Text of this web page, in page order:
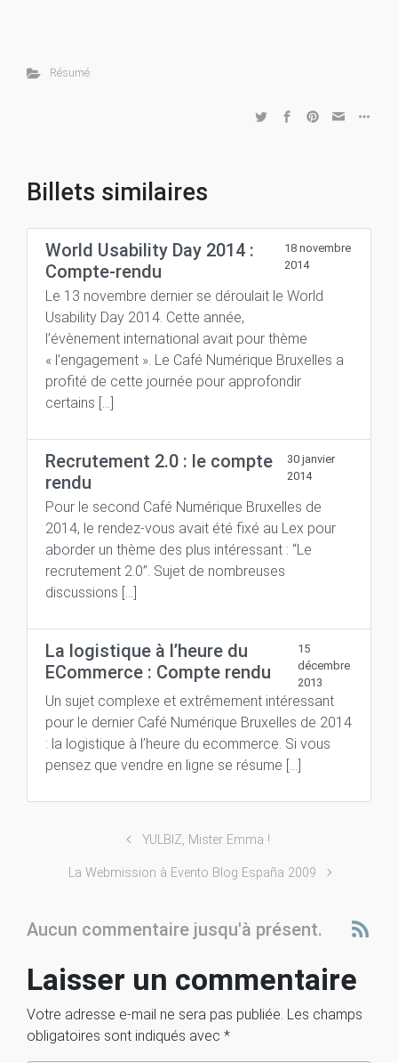
Résumé
Billets similaires
World Usability Day 2014 :
Compte-rendu
18 novembre
2014
Le 13 novembre dernier se déroulait le World
Usability Day 2014. Cette année,
l’évènement international avait pour thème
« l’engagement ». Le Café Numérique Bruxelles a
profité de cette journée pour approfondir
certains […]
Recrutement 2.0 : le compte
rendu
30 janvier
2014
Pour le second Café Numérique Bruxelles de
2014, le rendez-vous avait été fixé au Lex pour
aborder un thème des plus intéressant : “Le
recrutement 2.0”. Sujet de nombreuses
discussions […]
La logistique à l’heure du
ECommerce : Compte rendu
15
décembre
2013
Un sujet complexe et extrêmement intéressant
pour le dernier Café Numérique Bruxelles de 2014
: la logistique à l’heure du ecommerce. Si vous
pensez que vendre en ligne se résume […]
YULBIZ, Mister Emma !
La Webmission à Evento Blog España 2009
Aucun commentaire jusqu'à présent.
Laisser un commentaire
Votre adresse e-mail ne sera pas publiée. Les champs
obligatoires sont indiqués avec *